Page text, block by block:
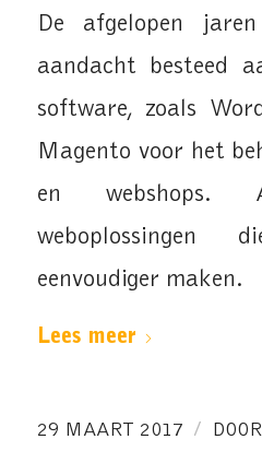
De afgelopen
aandacht besteed
software, zoals
Magento voor het
en webshops.
eenvoudiger maken.
Lees meer
29 MAART 2017 / DOOR